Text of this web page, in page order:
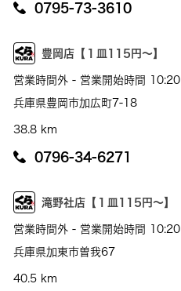
0795-73-3610
豊岡店【１皿115円～】
営業時間外 - 営業開始時間 10:20
兵庫県豊岡市加広町7-18
38.8 km
0796-34-6271
滝野社店【１皿115円～】
営業時間外 - 営業開始時間 10:20
兵庫県加東市曽我67
40.5 km